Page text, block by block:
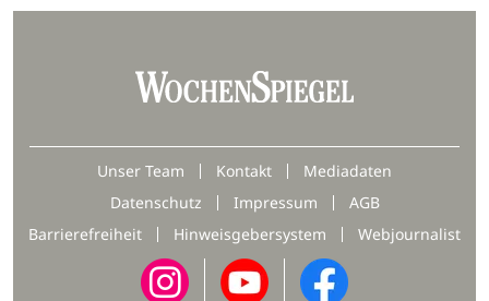
Unser Team Kontakt
Mediadaten
Datenschutz
Impressum
AGB
Barrierefreiheit
Hinweisgebersystem Webjournalist